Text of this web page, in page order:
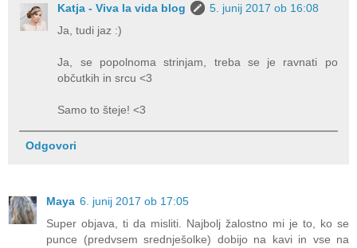
Katja - Viva la vida blog
5. junij 2017 ob 16:08
Ja, tudi jaz :)
Ja, se popolnoma strinjam, treba se je ravnati po
občutkih in srcu <3
Samo to šteje! <3
Odgovori
Maya 6. junij 2017 ob 17:05
Super objava, ti da misliti. Najbolj žalostno mi je to, ko se
punce (predvsem srednješolke) dobijo na kavi in vse na